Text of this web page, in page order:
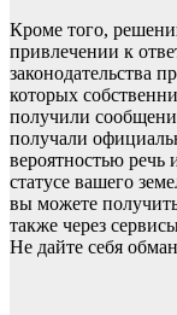
Кроме того,
привлечении к
законодательства
которых
получили
получали
вероятностью
статусе вашего
вы можете
также через
Не дайте себя